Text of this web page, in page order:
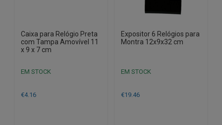
Caixa para Relógio Preta
com Tampa Amovível 11
x 9 x 7 cm
EM STOCK
€4.16
Expositor 6 Relógios para
Montra 12x9x32 cm
EM STOCK
€19.46